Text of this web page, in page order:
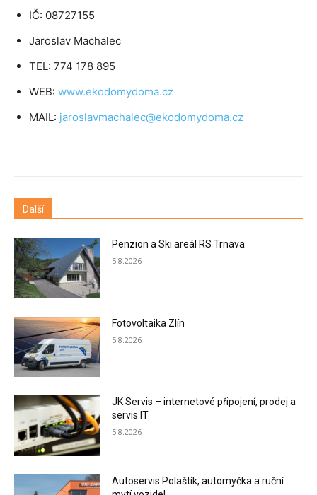
IČ: 08727155
Jaroslav Machalec
TEL: 774 178 895
WEB: www.ekodomydoma.cz
MAIL: jaroslavmachalec@ekodomydoma.cz
Další
Penzion a Ski areál RS Trnava
5.8.2026
Fotovoltaika Zlín
5.8.2026
JK Servis – internetové připojení, prodej a
servis IT
5.8.2026
Autoservis Polaštík, automyčka a ruční